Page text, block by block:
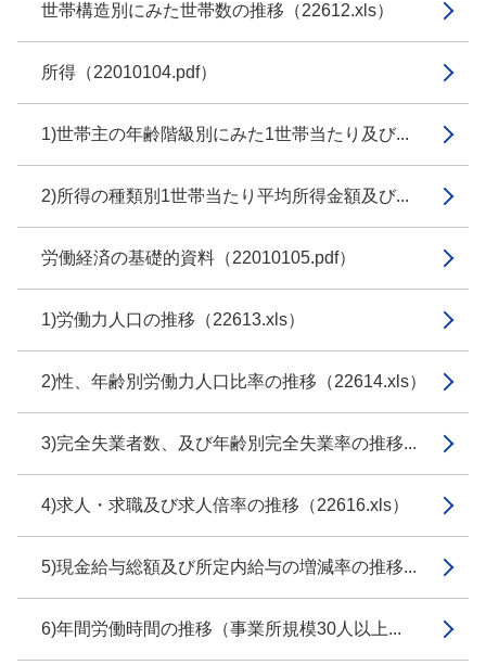
世帯構造別にみた世帯数の推移（22612.xls）
所得（22010104.pdf）
1)世帯主の年齢階級別にみた1世帯当たり及び...
2)所得の種類別1世帯当たり平均所得金額及び...
労働経済の基礎的資料（22010105.pdf）
1)労働力人口の推移（22613.xls）
2)性、年齢別労働力人口比率の推移（22614.xls）
3)完全失業者数、及び年齢別完全失業率の推移...
4)求人・求職及び求人倍率の推移（22616.xls）
5)現金給与総額及び所定内給与の増減率の推移...
6)年間労働時間の推移（事業所規模30人以上...